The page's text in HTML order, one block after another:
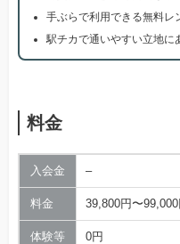
手ぶらで利用できる無料レ
駅チカで通いやすい立地に
料金
入会金 –
料金 39,800円〜
体験等 0円